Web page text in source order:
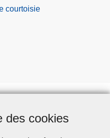
des cookies
courtoisie